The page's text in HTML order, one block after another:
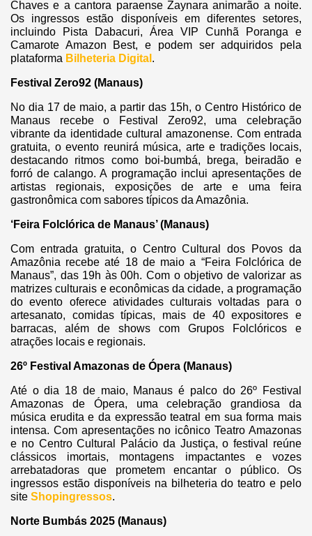
Chaves e a cantora paraense Zaynara animarão a noite.
Os ingressos estão disponíveis em diferentes setores,
incluindo Pista Dabacuri, Área VIP Cunhã Poranga e
Camarote Amazon Best, e podem ser adquiridos pela
plataforma Bilheteria Digital .
Festival Zero92 (Manaus)
No dia 17 de maio, a partir das 15h, o Centro Histórico de
Manaus recebe o Festival Zero92, uma celebração
vibrante da identidade cultural amazonense. Com entrada
gratuita, o evento reunirá música, arte e tradições locais,
destacando ritmos como boi-bumbá, brega, beiradão e
forró de calango. A programação inclui apresentações de
artistas regionais, exposições de arte e uma feira
gastronômica com sabores típicos da Amazônia.
‘Feira Folclórica de Manaus’ (Manaus)
Com entrada gratuita, o Centro Cultural dos Povos da
Amazônia recebe até 18 de maio a “Feira Folclórica de
Manaus”, das 19h às 00h. Com o objetivo de valorizar as
matrizes culturais e econômicas da cidade, a programação
do evento oferece atividades culturais voltadas para o
artesanato, comidas típicas, mais de 40 expositores e
barracas, além de shows com Grupos Folclóricos e
atrações locais e regionais.
26º Festival Amazonas de Ópera (Manaus)
Até o dia 18 de maio, Manaus é palco do 26º Festival
Amazonas de Ópera, uma celebração grandiosa da
música erudita e da expressão teatral em sua forma mais
intensa. Com apresentações no icônico Teatro Amazonas
e no Centro Cultural Palácio da Justiça, o festival reúne
clássicos imortais, montagens impactantes e vozes
arrebatadoras que prometem encantar o público. Os
ingressos estão disponíveis na bilheteria do teatro e pelo
site Shopingressos.
Norte Bumbás 2025 (Manaus)